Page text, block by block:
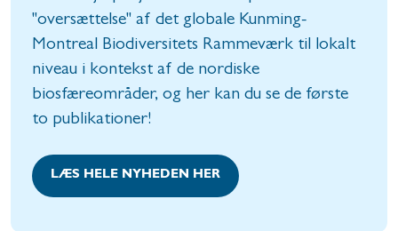
"oversættelse" af det globale Kunming-
Montreal Biodiversitets Rammeværk til lokalt
niveau i kontekst af de nordiske
biosfæreområder, og her kan du se de første
to publikationer!
LÆS HELE NYHEDEN HER